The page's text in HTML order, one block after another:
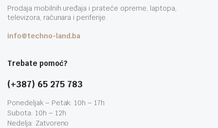
Prodaja mobilnih uređaja i prateće opreme, laptopa,
televizora, računara i periferije.
info@techno-land.ba
Trebate pomoć?
(+387) 65 275 783
Ponedeljak – Petak: 10h – 17h
Subota: 10h – 12h
Nedelja: Zatvoreno